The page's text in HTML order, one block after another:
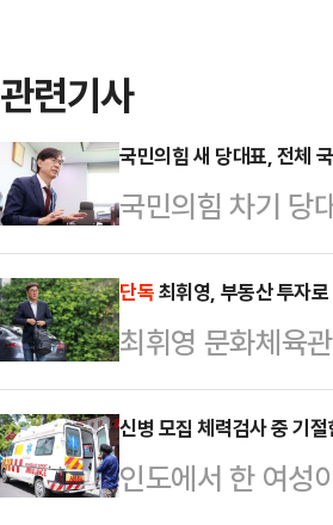
관련기사
국민의힘 새 당대표, 전체
국민의힘 차기 당
23.5%로 선두에
1위였으며, 지지
장관, 장동혁 의
지난 27~28일 양
에 따르면 국민의
의원이 23.5%로
단독최휘영, 부동산 투자
최휘영 문화체육
939%에 달하는
원회 소속 김승수
24일 경기도 이
신병 모집 체력검사 중 기
인도에서 한 여성